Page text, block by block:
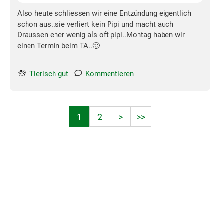
Also heute schliessen wir eine Entzündung eigentlich
schon aus..sie verliert kein Pipi und macht auch
Draussen eher wenig als oft pipi..Montag haben wir
einen Termin beim TA..🙂
Tierisch gut Kommentieren
1 2 > >>